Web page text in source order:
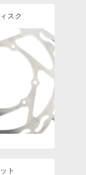
スク
ト